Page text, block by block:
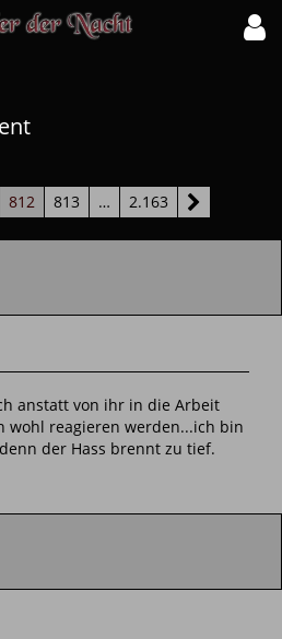
812 813 … 2.163
anstatt von ihr in die Arbeit
wohl reagieren werden...ich bin
der Hass brennt zu tief.